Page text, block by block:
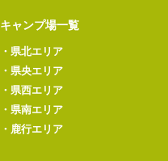
キャンプ場一覧
・ 県北エリア
・ 県央エリア
・ 県西エリア
・ 県南エリア
・ 鹿行エリア